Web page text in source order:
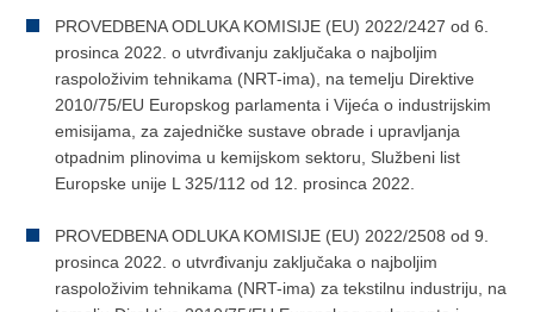
PROVEDBENA ODLUKA KOMISIJE (EU) 2022/2427 оd 6.
prosinca 2022. o utvrđivanju zaključaka o najboljim
raspoloživim tehnikama (NRT-ima), na temelju Direktive
2010/75/EU Europskog parlamenta i Vijeća o industrijskim
emisijama, za zajedničke sustave obrade i upravljanja
otpadnim plinovima u kemijskom sektoru, Službeni list
Europske unije L 325/112 od 12. prosinca 2022.
PROVEDBENA ODLUKA KOMISIJE (EU) 2022/2508 оd 9.
prosinca 2022. o utvrđivanju zaključaka o najboljim
raspoloživim tehnikama (NRT-ima) za tekstilnu industriju, na